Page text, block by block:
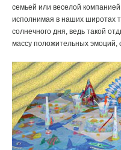
семьей или веселой
исполнимая в наших широтах
солнечного дня, ведь такой
массу положительных эмоций,